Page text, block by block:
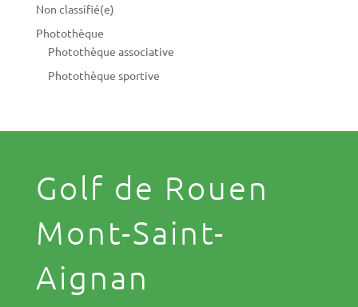
Non classifié(e)
Photothèque
Photothèque associative
Photothèque sportive
Golf de Rouen
Mont-Saint-
Aignan